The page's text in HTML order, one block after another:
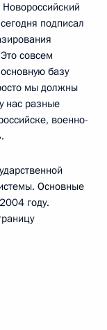
подписал
совсем
базу
мы должны
нас разные
военно-
Основные
году.